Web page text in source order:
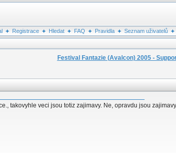
Registrace Hledat FAQ Pravidla Seznam uživatelů
Festival Fantazie (Avalcon) 2005 -
takovyhle veci jsou totiz zajimavy. Ne, opravdu jsou